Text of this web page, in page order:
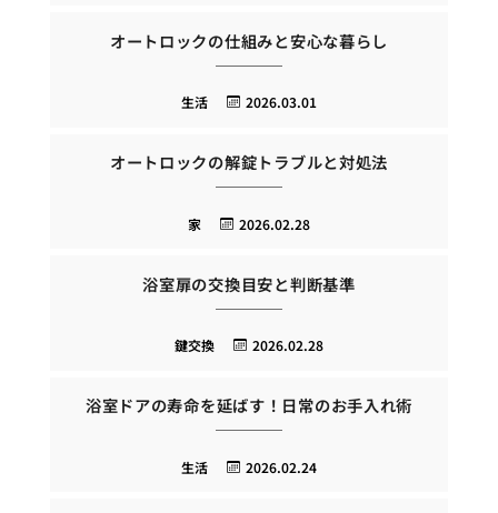
オートロックの仕組みと安心な暮らし
2026.03.01
生活
オートロックの解錠トラブルと対処法
2026.02.28
家
浴室扉の交換目安と判断基準
2026.02.28
鍵交換
浴室ドアの寿命を延ばす！日常のお手入れ術
2026.02.24
生活